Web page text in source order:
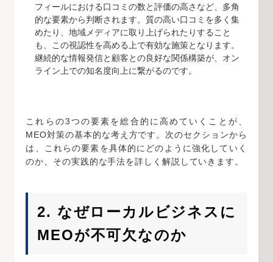
フィールにおける口コミの数と評価の高さなど、多角
的な要素から判断されます。質の高い口コミを多く集
めたり、地域メディアに取り上げられたりすること
も、この視認性を高める上で有効な施策となります。
継続的な情報発信と顧客との良好な関係構築が、オン
ライン上での知名度向上に繋がるのです。
これらの3つの要素を総合的に高めていくことが、
MEO対策の基本的な考え方です。次のセクションから
は、これらの要素を具体的にどのように強化していく
のか、その実践的な手法を詳しく解説していきます。
2. なぜローカルビジネスに
MEOが不可欠なのか